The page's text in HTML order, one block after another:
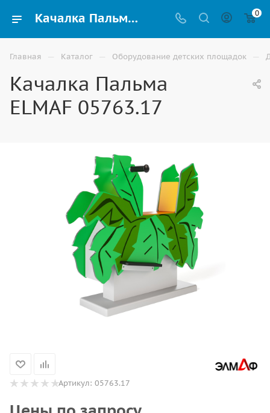
Качалка Пальма ELMAF 05763.17 купить для детской игровой площадки в Волгограде 0
Главная — Каталог — Оборудование детских площадок —
Качалка Пальма
ELMAF 05763.17
Артикул: 05763.17